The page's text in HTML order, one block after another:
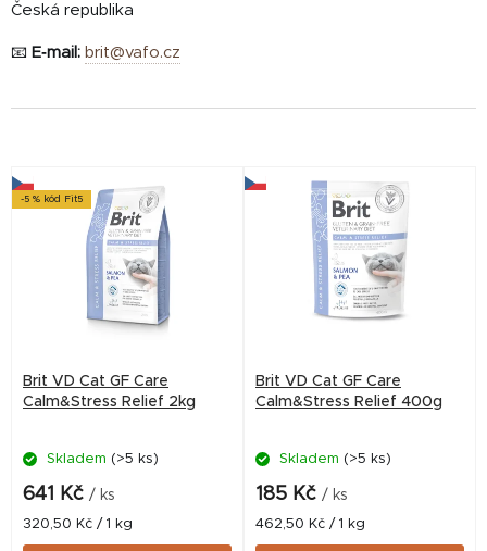
Česká republika
📧 E‑mail: brit@vafo.cz
V
ý
o
-5 % kód Fit5
Brit VD Cat GF Care
Calm&Stress Relief 2kg
Skladem (>5 ks)
641 Kč / ks
Měrná
cena:
320,50 Kč / 1 kg
Brit VD Cat GF Care
Calm&Stress Relief 400g
Skladem (>5 ks)
185 Kč / ks
Měrná
cena:
462,50 Kč / 1 kg